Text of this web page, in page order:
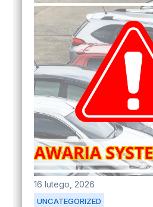
UNCATEGORIZED
16 lutego, 2026